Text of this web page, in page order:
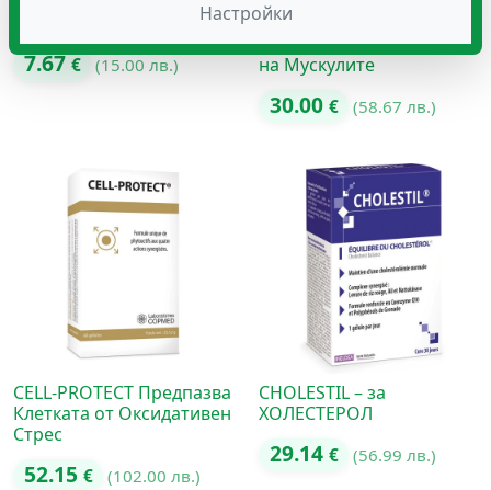
7.67€ (15.00 лв.)
BURN FAT® 500
Изчистване и Оформяне
на Мускулите
30.00 € (58.67 лв.)
CELL-PROTECT Предпазва
Клетката от Оксидативен
Стрес
52.15 € (102.00 лв.)
CHOLESTIL – за
ХОЛЕСТЕРОЛ
29.14 € (56.99 лв.)
Настройки